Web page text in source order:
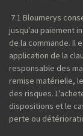
7.1 Bloumerys
jusqu'au paiement
de la commande. Il
application de la
responsable des
remise matérielle,
des risques.
dispositions et le
perte ou